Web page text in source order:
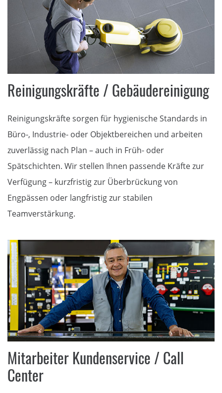
Reinigungskräfte / Gebäudereinigung
Reinigungskräfte sorgen für hygienische Standards in
Büro-, Industrie- oder Objektbereichen und arbeiten
zuverlässig nach Plan – auch in Früh- oder
Spätschichten. Wir stellen Ihnen passende Kräfte zur
Verfügung – kurzfristig zur Überbrückung von
Engpässen oder langfristig zur stabilen
Teamverstärkung.
Mitarbeiter Kundenservice / Call
Center